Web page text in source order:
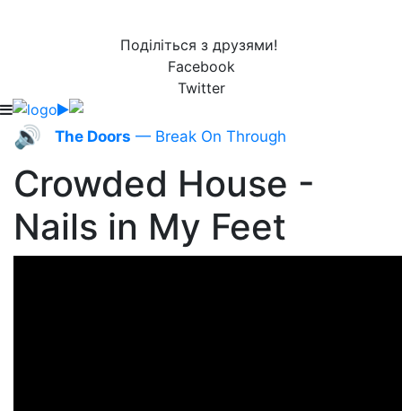
Поділіться з друзями!
Facebook
Twitter
🔊 The Doors — Break On Through
Crowded House -
Nails in My Feet